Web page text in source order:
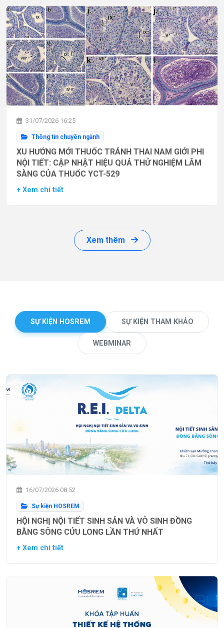
31/07/2026 16:25
Thông tin chuyên ngành
XU HƯỚNG MỚI THUỐC TRÁNH THAI NAM GIỚI PHI
NỘI TIẾT: CẬP NHẬT HIỆU QUẢ THỬ NGHIỆM LÂM
SÀNG CỦA THUỐC YCT-529
+ Xem chi tiết
Xem thêm
SỰ KIỆN HOSREM SỰ KIỆN THAM KHẢO
WEBMINAR
16/07/2026 08:52
Sự kiện HOSREM
HỘI NGHỊ NỘI TIẾT SINH SẢN VÀ VÔ SINH ĐỒNG
BẰNG SÔNG CỬU LONG LẦN THỨ NHẤT
+ Xem chi tiết